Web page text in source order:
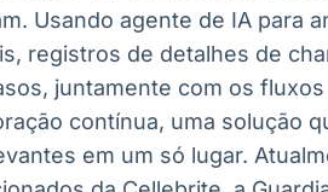
Usando agente de IA para
registros de detalhes de
juntamente com os
contínua, uma solução
em um só lugar.